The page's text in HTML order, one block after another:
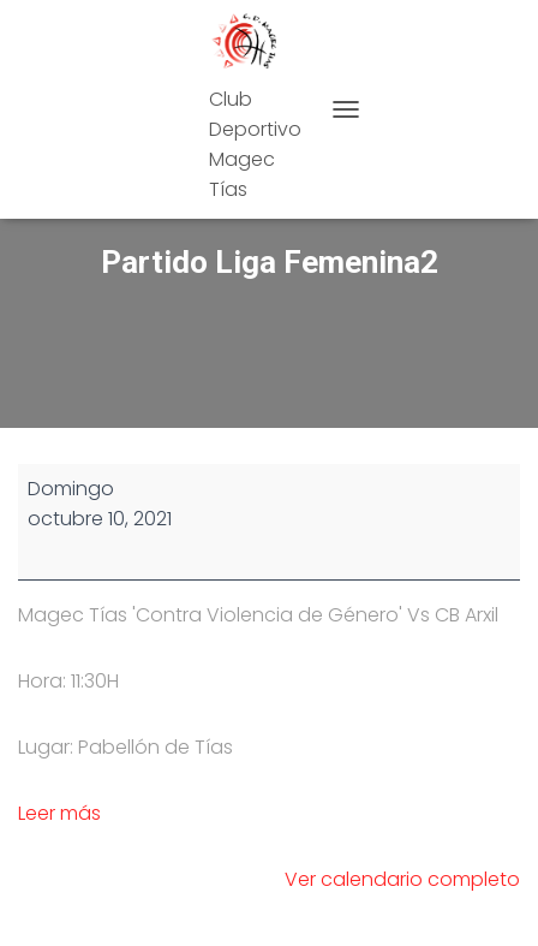
Club
Deportivo
Magec
Tías
Partido Liga Femenina2
Partido
Liga
Domingo
octubre 10, 2021
Magec Tías 'Contra Violencia de Género' Vs CB Arxil
Hora: 11:30H
Lugar: Pabellón de Tías
Leer más
Ver calendario completo